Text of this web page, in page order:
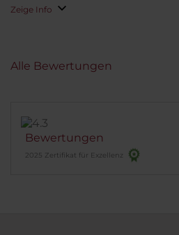
Zeige Info
Bewertungen
2025 Zertifikat für Exzellenz
Alle Bewertungen